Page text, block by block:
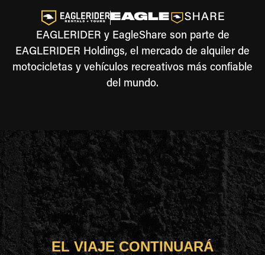
EAGLERIDER y EagleShare son parte de
EAGLERIDER Holdings, el mercado de alquiler de
motocicletas y vehículos recreativos más confiable
del mundo.
EL VIAJE CONTINUARÁ